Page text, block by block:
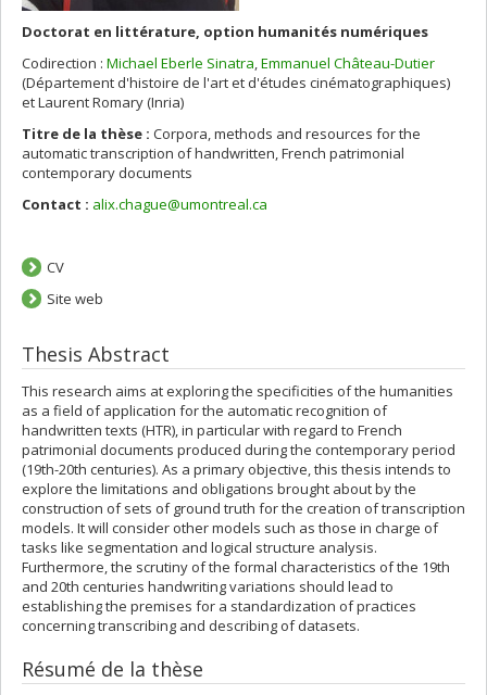
Doctorat en littérature, option humanités numériques
Codirection : Michael Eberle Sinatra,Emmanuel Château-Dutier
(Département d'histoire de l'art et d'études cinématographiques)
et Laurent Romary (Inria)
Titre de la thèse : Corpora, methods and resources for the
automatic transcription of handwritten, French patrimonial
contemporary documents
Contact : alix.chague@umontreal.ca
CV
Site web
Thesis Abstract
This research aims at exploring the specificities of the humanities
as a field of application for the automatic recognition of
handwritten texts (HTR), in particular with regard to French
patrimonial documents produced during the contemporary period
(19th-20th centuries). As a primary objective, this thesis intends to
explore the limitations and obligations brought about by the
construction of sets of ground truth for the creation of transcription
models. It will consider other models such as those in charge of
tasks like segmentation and logical structure analysis.
Furthermore, the scrutiny of the formal characteristics of the 19th
and 20th centuries handwriting variations should lead to
establishing the premises for a standardization of practices
concerning transcribing and describing of datasets.
Résumé de la thèse